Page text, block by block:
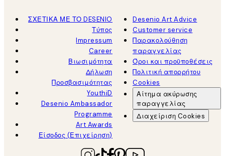
ΣΧΕΤΙΚΑ ΜΕ ΤΟ DESENIO
Τύπος
Impressum
Career
Βιωσιμότητα
Δήλωση
Προσβασιμότητας
YouthiD
Desenio Ambassador
Programme
Art Awards
Είσοδος (Επιχείρηση)
Desenio Art Advice
Customer service
Παρακολούθηση
παραγγελίας
Όροι και προϋποθέσεις
Πολιτική απορρήτου
Cookies
Αίτημα ακύρωσης
παραγγελίας
Διαχείριση Cookies